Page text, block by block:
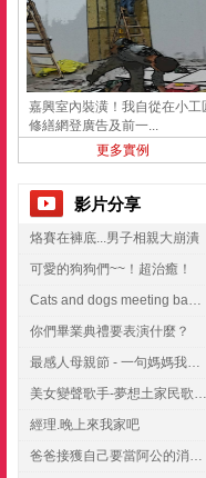
嘉興室內裝潢！我自從在小工
修繕網登廣告及前一...
更多實例
影片分享
烙賽在褲底...男子相親大崩潰
可愛的狗狗們~~！超治癒！
Cats and dogs meeting babies for the first time
你們畢業典禮要表演什麼？
最感人母親節 - 一句媽媽我愛你
美女變聲歌手-夢想土家民歌傳遍世界
經理.晚上來我家吧
爸爸接獲自己要當阿公的消息，反應史上最可愛!!!